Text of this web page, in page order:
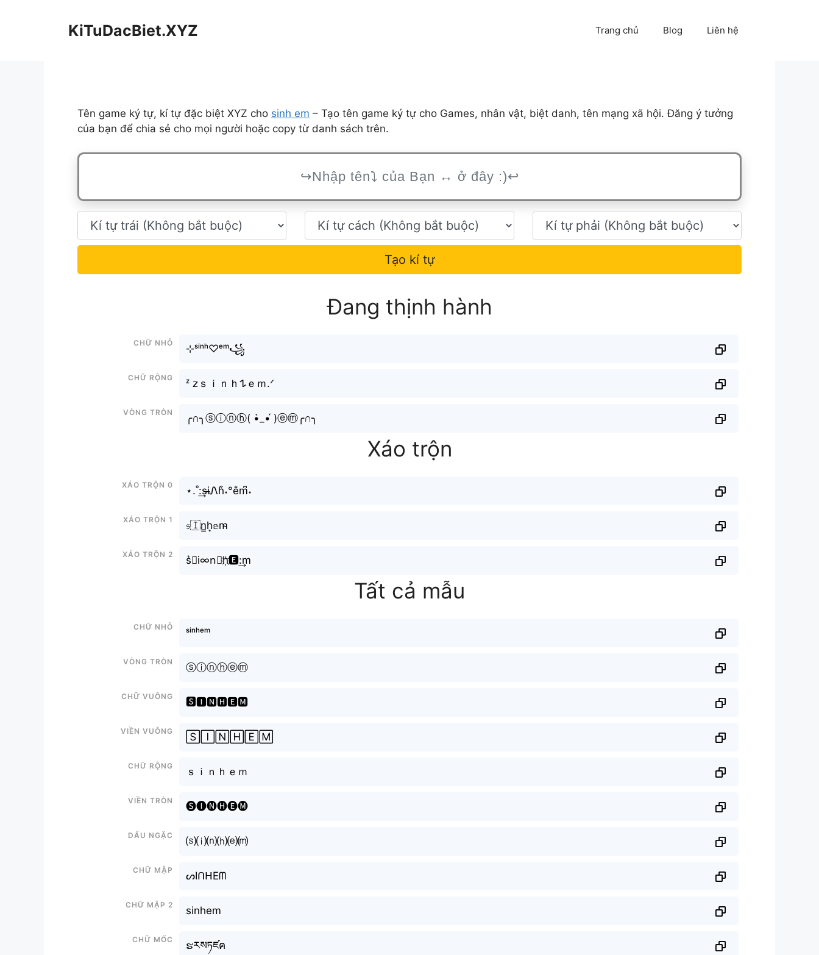
KiTuDacBiet.XYZ Trang chủ Blog Liên hệ
Tên game ký tự, kí tự đặc biệt XYZ cho sinh em – Tạo tên game ký tự cho Games, nhân vật, biệt danh, tên mạng xã hội. Đăng ý tưởng
của bạn để chia sẻ cho mọi người hoặc copy từ danh sách trên.
Tạo kí tự
Đang thịnh hành
Chữ nhỏ
⊹ˢⁱⁿʰ♡ᵉᵐ꧁
Chữ rộng
ᶻ 𝗓ｓｉｎｈ𐰁ｅｍ.ᐟ
Vòng tròn
╭∩╮ⓢⓘⓝⓗ( •̀_•́ )ⓔⓜ╭∩╮
Xáo trộn
Xáo trộn 0
⋆.˚:͢si̶Ꮑh͒˖°e̐m͆˖
Xáo trộn 1
𝔰🇮n̳h͙𝕖m̴
Xáo trộn 2
s͛⦚i∞n⃣h҉🅴:͢m
Tất cả mẫu
Chữ nhỏ
ˢⁱⁿʰᵉᵐ
Vòng tròn
ⓢⓘⓝⓗⓔⓜ
Chữ vuông
🆂🅸🅽🅷🅴🅼
Viền vuông
🅂🄸🄽🄷🄴🄼
Chữ rộng
ｓｉｎｈｅｍ
Viền tròn
🅢🅘🅝🅗🅔🅜
Dấu ngặc
⒮⒤⒩⒣⒠⒨
Chữ mập
ᔕIᑎᕼEᗰ
Chữ mập 2
sinhem
Chữ mốc
ຮརསཏཛฅ